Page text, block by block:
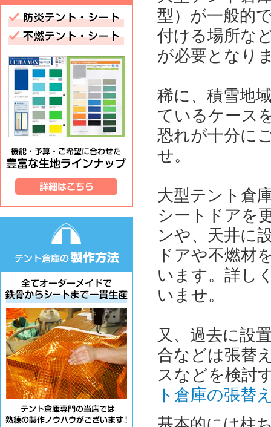
型）が一般的
付ける場所な
が必要となり
稀に、積雪地
ているケース
恐れが十分に
せ。
大型テント倉
シートドアを
ンや、天井に
ドアや不燃材
います。詳し
いませ。
又、過去に設
合などは張替
スなどを検討
ト倉庫の張替